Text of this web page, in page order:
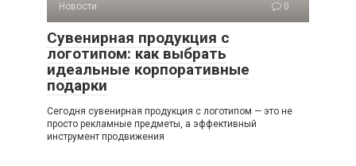
Новости 0
Сувенирная продукция с
логотипом: как выбрать
идеальные корпоративные
подарки
Сегодня сувенирная продукция с логотипом — это не
просто рекламные предметы, а эффективный
инструмент продвижения